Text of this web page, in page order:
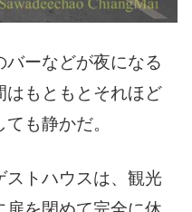
バーなどが夜になる
はもともとそれほど
も静かだ。
ストハウスは、観光